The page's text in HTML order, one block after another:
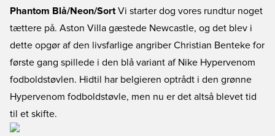
Phantom Blå/Neon/Sort Vi starter dog vores rundtur noget
tættere på. Aston Villa gæstede Newcastle, og det blev i
dette opgør af den livsfarlige angriber Christian Benteke for
første gang spillede i den blå variant af Nike Hypervenom
fodboldstøvlen. Hidtil har belgieren optrådt i den grønne
Hypervenom fodboldstøvle, men nu er det altså blevet tid
til et skifte.